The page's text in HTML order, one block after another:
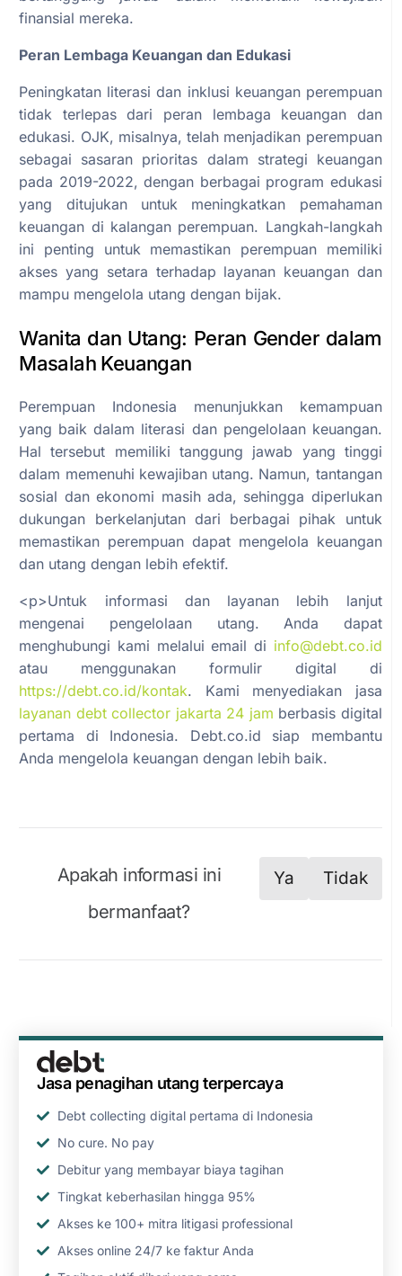
finansial mereka.
Peran Lembaga Keuangan dan Edukasi
Peningkatan literasi dan inklusi keuangan perempuan
tidak terlepas dari peran lembaga keuangan dan
edukasi. OJK, misalnya, telah menjadikan perempuan
sebagai sasaran prioritas dalam strategi keuangan
pada 2019-2022, dengan berbagai program edukasi
yang ditujukan untuk meningkatkan pemahaman
keuangan di kalangan perempuan. Langkah-langkah
ini penting untuk memastikan perempuan memiliki
akses yang setara terhadap layanan keuangan dan
mampu mengelola utang dengan bijak.
Wanita dan Utang: Peran Gender dalam
Masalah Keuangan
Perempuan Indonesia menunjukkan kemampuan
yang baik dalam literasi dan pengelolaan keuangan.
Hal tersebut memiliki tanggung jawab yang tinggi
dalam memenuhi kewajiban utang. Namun, tantangan
sosial dan ekonomi masih ada, sehingga diperlukan
dukungan berkelanjutan dari berbagai pihak untuk
memastikan perempuan dapat mengelola keuangan
dan utang dengan lebih efektif.
<p>Untuk informasi dan layanan lebih lanjut
mengenai pengelolaan utang. Anda dapat
menghubungi kami melalui email di info@debt.co.id
atau menggunakan formulir digital di
https://debt.co.id/kontak. Kami menyediakan jasa
layanan debt collector jakarta 24 jam berbasis digital
pertama di Indonesia. Debt.co.id siap membantu
Anda mengelola keuangan dengan lebih baik.
Apakah informasi ini
bermanfaat?
Ya Tidak
Jasa penagihan utang terpercaya
Debt collecting digital pertama di Indonesia
No cure. No pay
Debitur yang membayar biaya tagihan
Tingkat keberhasilan hingga 95%
Akses ke 100+ mitra litigasi professional
Akses online 24/7 ke faktur Anda